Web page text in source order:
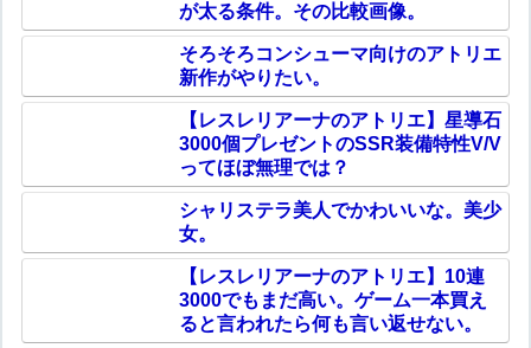
が太る条件。その比較画像。
そろそろコンシューマ向けのアトリエ
新作がやりたい。
【レスレリアーナのアトリエ】星導石
3000個プレゼントのSSR装備特性V/V
ってほぼ無理では？
シャリステラ美人でかわいいな。美少
女。
【レスレリアーナのアトリエ】10連
3000でもまだ高い。ゲーム一本買え
ると言われたら何も言い返せない。